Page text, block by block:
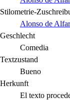
Stilometrie-
Alonso de
Geschlecht
Comedia
Textzustand
Bueno
Herkunft
El texto